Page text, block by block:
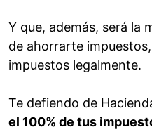
Y que, además, será la
de ahorrarte
impuestos legalmente.
Te defiendo de
el 100% de tus